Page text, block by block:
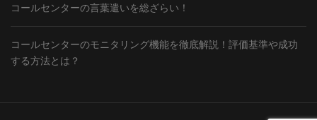
コールセンターの言葉遣いを総ざらい！
コールセンターのモニタリング機能を徹底解説！評価基準や成功
する方法とは？